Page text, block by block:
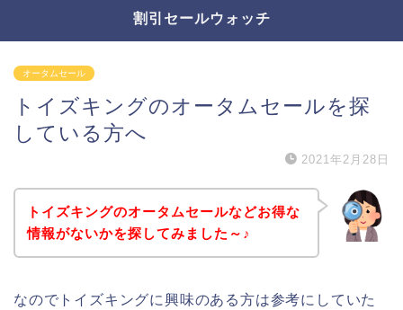
割引セールウォッチ
オータムセール
トイズキングのオータムセールを探
している方へ
2021年2月28日
トイズキングのオータムセールなどお得な
情報がないかを探してみました～♪
なのでトイズキングに興味のある方は参考にしていた